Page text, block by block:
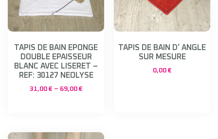
TAPIS DE BAIN EPONGE
DOUBLE EPAISSEUR
BLANC AVEC LISERET –
REF: 30127 NEOLYSE
31,00 € – 69,00 €
TAPIS DE BAIN D’ ANGLE
SUR MESURE
0,00 €